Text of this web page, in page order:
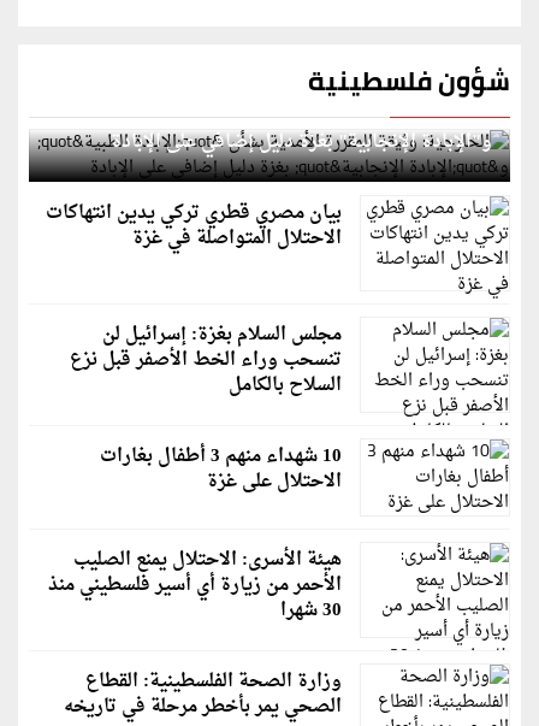
شؤون فلسطينية
الخارجية: وثيقة المقررة الأممية بشأن "الإبادة الطبية"
و"الإبادة الإنجابية" بغزة دليل إضافي على الإبادة
بيان مصري قطري تركي يدين انتهاكات
الاحتلال المتواصلة في غزة
مجلس السلام بغزة: إسرائيل لن
تنسحب وراء الخط الأصفر قبل نزع
السلاح بالكامل
10 شهداء منهم 3 أطفال بغارات
الاحتلال على غزة
هيئة الأسرى: الاحتلال يمنع الصليب
الأحمر من زيارة أي أسير فلسطيني منذ
30 شهرا
وزارة الصحة الفلسطينية: القطاع
الصحي يمر بأخطر مرحلة في تاريخه